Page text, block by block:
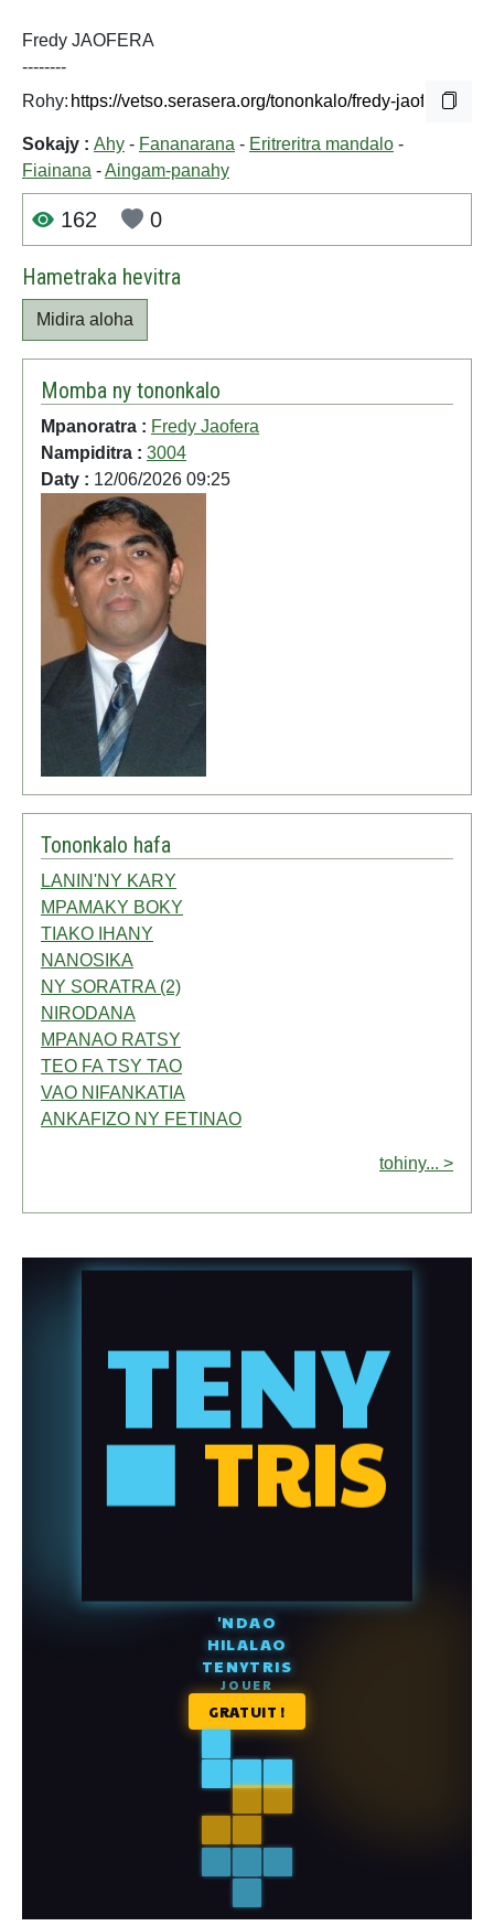
Fredy JAOFERA
--------
Rohy:
Sokajy : Ahy - Fananarana - Eritreritra mandalo -
Fiainana -Aingam-panahy
162 0
Hametraka hevitra
Midira aloha
Momba ny tononkalo
Mpanoratra : Fredy Jaofera
Nampiditra : 3004
Daty : 12/06/2026 09:25
Tononkalo hafa
LANIN'NY KARY
MPAMAKY BOKY
TIAKO IHANY
NANOSIKA
NY SORATRA (2)
NIRODANA
MPANAO RATSY
TEO FA TSY TAO
VAO NIFANKATIA
ANKAFIZO NY FETINAO
tohiny... >